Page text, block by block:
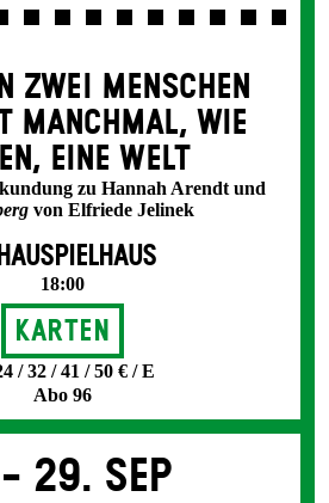
ZWEI MENSCHEN
MANCH­MAL, WIE
EINE WELT
zu Hannah Arendt und
von Elfriede Jelinek
18:00
Karten
/ 32 / 41 / 50 € / E
Abo 96
29. Sep